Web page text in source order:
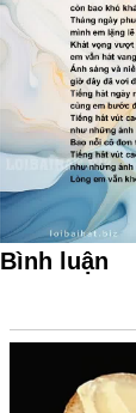
Bình luận